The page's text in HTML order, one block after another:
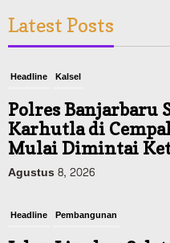
Latest Posts
Headline Kalsel
Polres Banjarbaru
Karhutla di
Mulai Dimintai
Agustus 8, 2026
Headline Pembangunan